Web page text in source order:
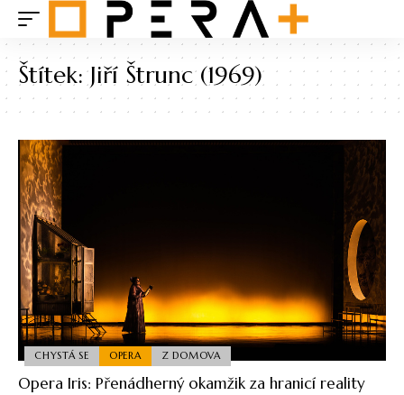
Štítek:Jiří Štrunc (1969)
CHYSTÁ SE OPERA Z DOMOVA
Opera Iris: Přenádherný okamžik za hranicí reality